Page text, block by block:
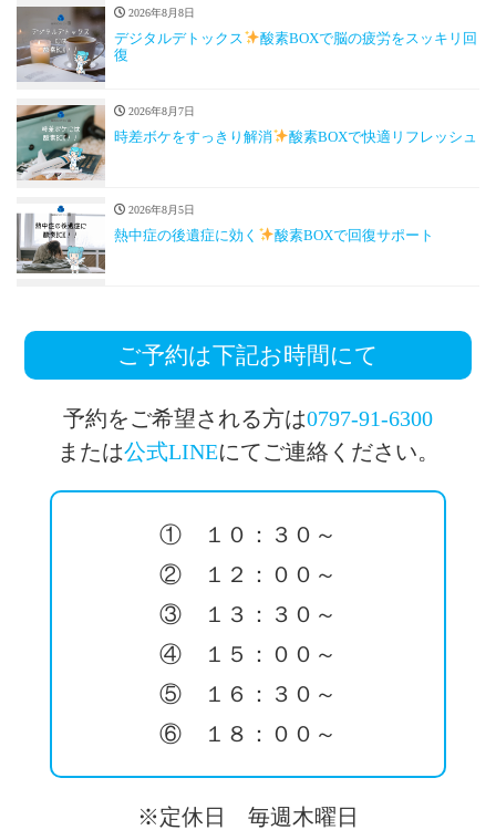
2026年8月8日
デジタルデトックス
酸素BOXで脳の疲労をスッキリ回
復
2026年8月7日
時差ボケをすっきり解消 酸素BOXで快適リフレッシュ
2026年8月5日
熱中症の後遺症に効く 酸素BOXで回復サポート
ご予約は下記お時間にて
予約をご希望される方は0797-91-6300
または公式LINEにてご連絡ください。
① １０：３０～
② １２：００～
③ １３：３０～
④ １５：００～
⑤ １６：３０～
⑥ １８：００～
※定休日 毎週木曜日